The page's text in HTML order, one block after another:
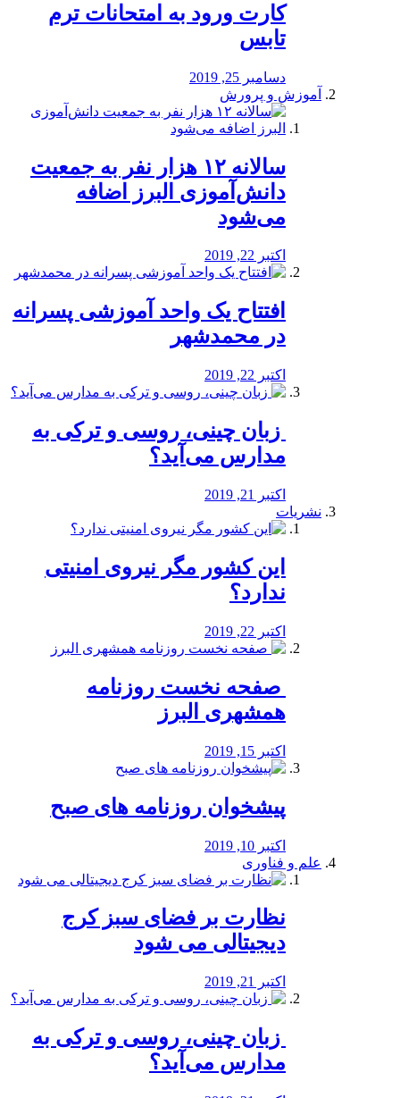
کارت ورود به امتحانات ترم
تابس
دسامبر 25, 2019
آموزش و پرورش
️سالانه ۱۲ هزار نفر به جمعیت
دانش‌آموزی البرز اضافه
می‌شود
اکتبر 22, 2019
افتتاح یک واحد آموزشی پسرانه
در محمدشهر
اکتبر 22, 2019
️ زبان چینی، روسی و ترکی به
مدارس می‌آید؟
اکتبر 21, 2019
نشریات
این کشور مگر نیروی امنیتی
ندارد؟
اکتبر 22, 2019
️ صفحه نخست روزنامه‌
همشهری البرز
اکتبر 15, 2019
پیشخوان روزنامه های صبح
اکتبر 10, 2019
علم و فناوری
نظارت بر فضای سبز کرج
دیجیتالی می شود
اکتبر 21, 2019
️ زبان چینی، روسی و ترکی به
مدارس می‌آید؟